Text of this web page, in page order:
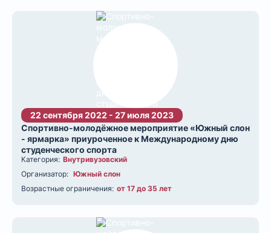
22 сентября 2022 - 27 июля 2023
Спортивно-молодёжное мероприятие «Южный слон
- ярмарка» приуроченное к Международному дню
студенческого спорта
Категория: Внутривузовский
Организатор: Южный слон
Возрастные ограничения: от 17 до 35 лет